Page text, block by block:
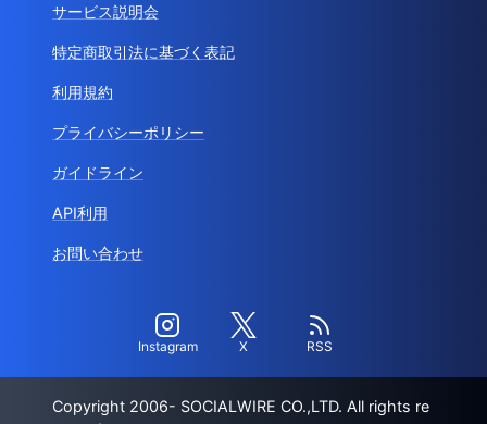
サービス説明会
特定商取引法に基づく表記
利用規約
プライバシーポリシー
ガイドライン
API利用
お問い合わせ
Instagram X RSS
Copyright 2006- SOCIALWIRE CO.,LTD. All rights re